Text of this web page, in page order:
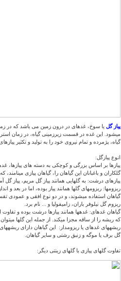
پیاز گل یا سوخ، غدهای در درون زمین می باشد که در
میشود. این غده در قسمت زیرزمینی گیاه، در زمان
گیاه، پژمرده و تمام نیروی خود را به تولید و تکثیر
انوع پیازگل:
پیازها بر اساس بزرگی و کوچکی به دسته های پیازها،
گلکاران و باغبانان این گیاهان را، گیاهان پیازی
پیازهای درشت: به گلهایی همانند پیاز گل مریم، پیاز گل
ریزومها: ریزومهای گلها همانند پیاز بوده، اما در بعد و
گیاهان استفاده میشوند، و در دو نوع افقی و عمودی
ریزوم گل نیلوفر باران، زامیفولیا و ... نام برد.
گیاهان غدهای: غدهها همانند پیازها درشت بوده و
که ریشه را از ساقه مجزا میکند. از جمله این گلها
ریشههای غدهای یا ریزومدار: این گیاهان دارای
گل برف یا موگه و زنبق رشتی و سایر گیاهان.
تفاوت گلهای پیازی با گلهای زینتی دیگر: